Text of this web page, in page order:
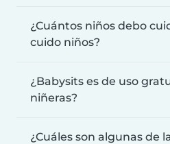
¿Cuántos niños debo
cuido niños?
¿Babysits es de uso
niñeras?
¿Cuáles son algunas de